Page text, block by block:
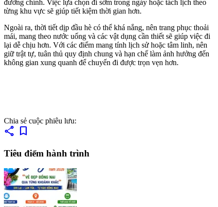
đường chính. Việc lựa chọn đi sớm trong ngày hoặc tách lịch theo
từng khu vực sẽ giúp tiết kiệm thời gian hơn.
Ngoài ra, thời tiết dịp đầu hè có thể khá nắng, nên trang phục thoải
mái, mang theo nước uống và các vật dụng cần thiết sẽ giúp việc đi
lại dễ chịu hơn. Với các điểm mang tính lịch sử hoặc tâm linh, nên
giữ trật tự, tuân thủ quy định chung và hạn chế làm ảnh hưởng đến
không gian xung quanh để chuyến đi được trọn vẹn hơn.
Chia sẻ cuộc phiêu lưu:
share bookmark
Tiêu điểm hành trình